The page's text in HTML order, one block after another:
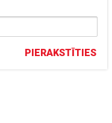
PIERAKSTĪTIES